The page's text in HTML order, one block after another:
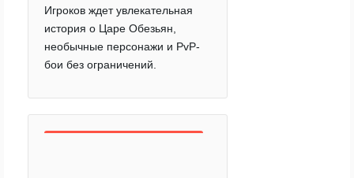
Игроков ждет увлекательная
история о Царе Обезьян,
необычные персонажи и PvP-
бои без ограничений.